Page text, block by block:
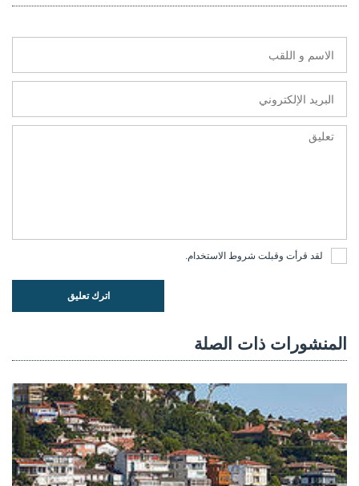
لقد قرأت وقبلت شروط الاستخدام.
اترك تعليق
المنشورات ذات الصلة